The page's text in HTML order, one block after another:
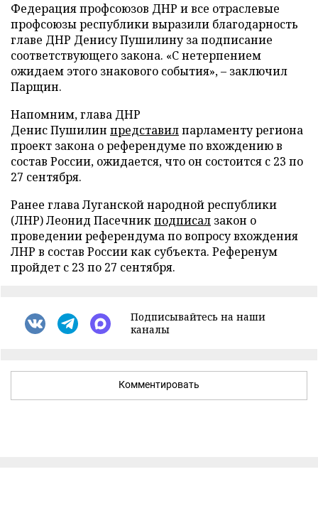
Федерация профсоюзов ДНР и все отраслевые
профсоюзы республики выразили благодарность
главе ДНР Денису Пушилину за подписание
соответствующего закона. «С нетерпением
ожидаем этого знакового события», – заключил
Парщин.
Напомним, глава ДНР
Денис Пушилин представилпарламенту региона
проект закона о референдуме по вхождению в
состав России, ожидается, что он состоится с 23 по
27 сентября.
Ранее глава Луганской народной республики
(ЛНР) Леонид Пасечникподписал закон о
проведении референдума по вопросу вхождения
ЛНР в состав России как субъекта. Референум
пройдет с 23 по 27 сентября.
Подписывайтесь на наши
каналы
Комментировать